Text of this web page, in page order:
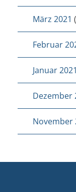
März 2021
Februar
Januar 2021
Dezember
November